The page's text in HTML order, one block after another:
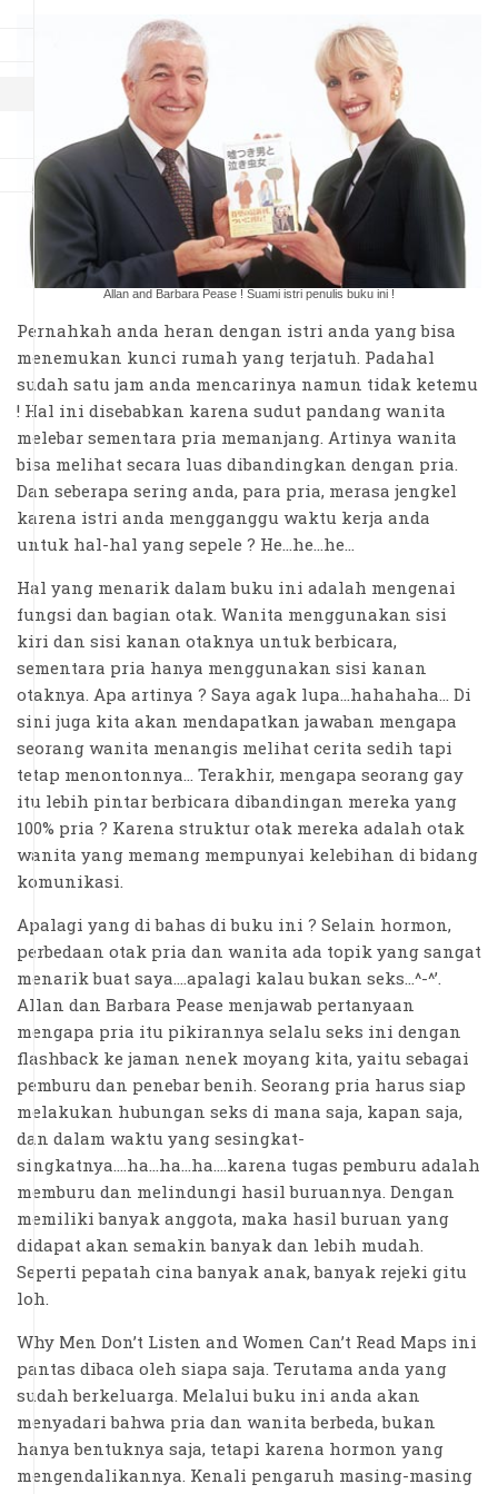
Allan and Barbara Pease ! Suami istri penulis buku ini !
Pernahkah anda heran dengan istri anda yang bisa
menemukan kunci rumah yang terjatuh. Padahal
sudah satu jam anda mencarinya namun tidak ketemu
! Hal ini disebabkan karena sudut pandang wanita
melebar sementara pria memanjang. Artinya wanita
bisa melihat secara luas dibandingkan dengan pria.
Dan seberapa sering anda, para pria, merasa jengkel
karena istri anda mengganggu waktu kerja anda
untuk hal-hal yang sepele ? He...he...he...
Hal yang menarik dalam buku ini adalah mengenai
fungsi dan bagian otak. Wanita menggunakan sisi
kiri dan sisi kanan otaknya untuk berbicara,
sementara pria hanya menggunakan sisi kanan
otaknya. Apa artinya ? Saya agak lupa...hahahaha... Di
sini juga kita akan mendapatkan jawaban mengapa
seorang wanita menangis melihat cerita sedih tapi
tetap menontonnya... Terakhir, mengapa seorang gay
itu lebih pintar berbicara dibandingan mereka yang
100% pria ? Karena struktur otak mereka adalah otak
wanita yang memang mempunyai kelebihan di bidang
komunikasi.
Apalagi yang di bahas di buku ini ? Selain hormon,
perbedaan otak pria dan wanita ada topik yang sangat
menarik buat saya....apalagi kalau bukan seks...^-^’.
Allan dan Barbara Pease menjawab pertanyaan
mengapa pria itu pikirannya selalu seks ini dengan
flashback ke jaman nenek moyang kita, yaitu sebagai
pemburu dan penebar benih. Seorang pria harus siap
melakukan hubungan seks di mana saja, kapan saja,
dan dalam waktu yang sesingkat-
singkatnya....ha...ha...ha....karena tugas pemburu adalah
memburu dan melindungi hasil buruannya. Dengan
memiliki banyak anggota, maka hasil buruan yang
didapat akan semakin banyak dan lebih mudah.
Seperti pepatah cina banyak anak, banyak rejeki gitu
loh.
Why Men Don’t Listen and Women Can’t Read Maps ini
pantas dibaca oleh siapa saja. Terutama anda yang
sudah berkeluarga. Melalui buku ini anda akan
menyadari bahwa pria dan wanita berbeda, bukan
hanya bentuknya saja, tetapi karena hormon yang
mengendalikannya. Kenali pengaruh masing-masing